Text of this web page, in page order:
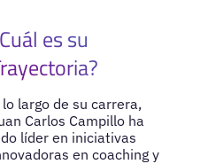
es su
lo largo de su carrera,
Carlos Campillo ha
líder en iniciativas
en coaching y